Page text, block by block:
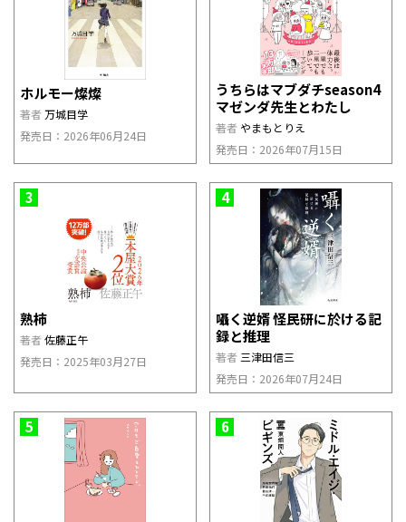
ホルモー燦燦
著者 万城目学
発売日：2026年06月24日
うちらはマブダチseason4
マゼンダ先生とわたし
著者 やまもとりえ
発売日：2026年07月15日
3
熟柿
著者 佐藤正午
発売日：2025年03月27日
4
囁く逆婿 怪民研に於ける記
録と推理
著者 三津田信三
発売日：2026年07月24日
5 6